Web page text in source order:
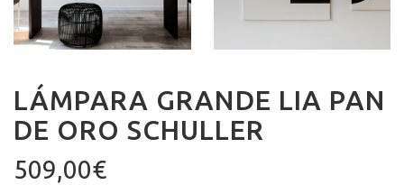
LÁMPARA GRANDE LIA PAN
DE ORO SCHULLER
509,00€